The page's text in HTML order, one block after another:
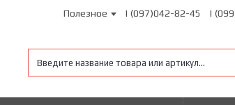
Полезное | (097)042-82-45 |